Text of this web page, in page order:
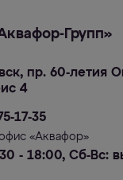
Групп»
пр. 60-летия
4
17-35
«Аквафор»
- 18:00, Сб-Вс: